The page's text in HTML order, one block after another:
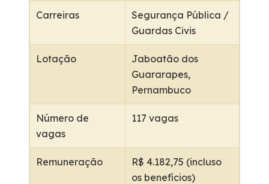
Carreiras
Segurança Pública /
Guardas Civis
Lotação
Jaboatão dos
Guararapes,
Pernambuco
Número de
vagas
117 vagas
Remuneração
R$ 4.182,75 (incluso
os benefícios)